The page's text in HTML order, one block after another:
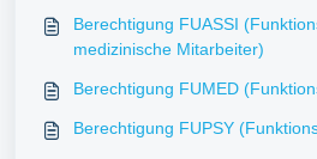
Berechtigung FUASSI
medizinische Mitarbeiter)
Berechtigung FUMED
Berechtigung FUPSY